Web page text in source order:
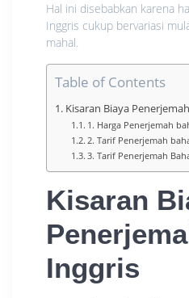
Hal ini disebabkan karena
Inggris cukup bervariasi
mahal.
Table of Contents
Kisaran Biaya
1. Harga Penerjemah
2. Tarif Penerjemah
3. Tarif Penerjemah
Kisaran
Inggris